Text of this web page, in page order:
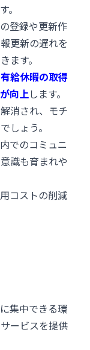
。
登録や更新作
更新の遅れを
ます。
給休暇の取得
向上します。
消され、モチ
しょう。
でのコミュニ
識も育まれや
コストの削減
集中できる環
ービスを提供